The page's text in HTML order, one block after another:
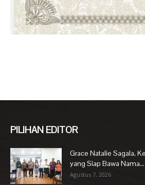
PILIHAN EDITOR
Grace Natalie Sagala,
yang Siap Bawa Nama...
Agustus 7, 2026